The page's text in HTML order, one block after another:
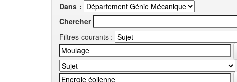
Dans :
Chercher
Filtres courants :